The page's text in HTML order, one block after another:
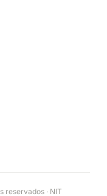
reservados · NIT